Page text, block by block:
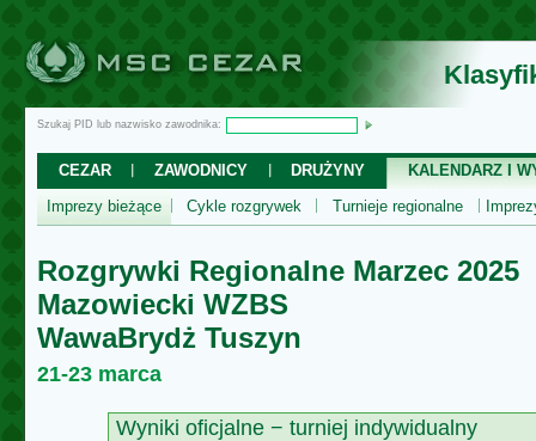
Szukaj PID lub nazwisko zawodnika:
CEZAR ZAWODNICY DRUŻYNY
KALENDARZ I
Imprezy bieżące
Cykle rozgrywek Turnieje regionalne
Rozgrywki Regionalne Marzec 2025
Mazowiecki WZBS
WawaBrydż Tuszyn
21-23 marca
Wyniki oficjalne − turniej indywidualny